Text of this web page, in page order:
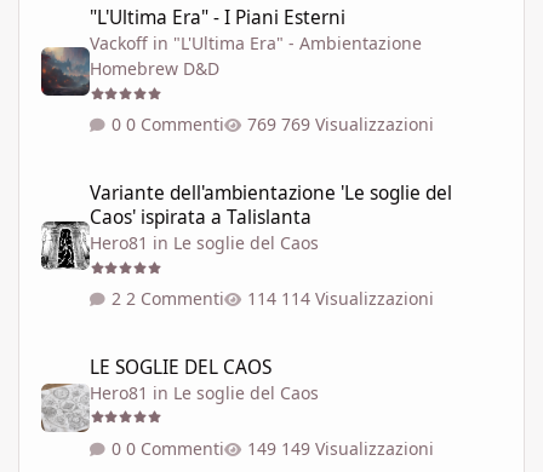
"L'Ultima Era" - I Piani Esterni
Vackoff in "L'Ultima Era" - Ambientazione
Homebrew D&D
0 Commenti 769 Visualizzazioni
Variante dell'ambientazione 'Le soglie del
Caos' ispirata a Talislanta
Hero81 in Le soglie del Caos
2 Commenti 114 Visualizzazioni
LE SOGLIE DEL CAOS
Hero81 in Le soglie del Caos
0 Commenti 149 Visualizzazioni